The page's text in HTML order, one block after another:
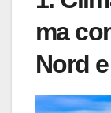
ma
Nord